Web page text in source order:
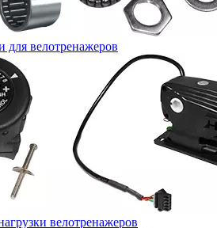
велотренажеров
велотренажеров